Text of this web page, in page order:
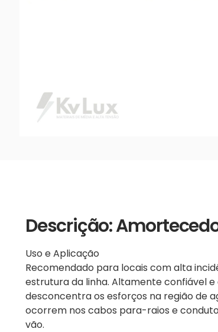
Descrição:
Uso e Aplicação
Recomendado para locais com alta
estrutura da linha. Altamente confiável
desconcentra os esforços na região de
ocorrem nos cabos para-raios e
vão.